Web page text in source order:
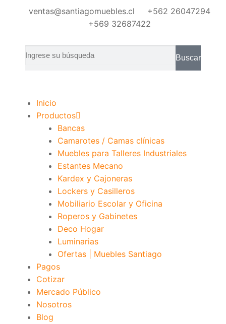
ventas@santiagomuebles.cl
+562 26047294
+569 32687422
Buscar
Inicio
Productos
Bancas
Camarotes / Camas clínicas
Muebles para Talleres Industriales
Estantes Mecano
Kardex y Cajoneras
Lockers y Casilleros
Mobiliario Escolar y Oficina
Roperos y Gabinetes
Deco Hogar
Luminarias
Ofertas | Muebles Santiago
Pagos
Cotizar
Mercado Público
Nosotros
Blog